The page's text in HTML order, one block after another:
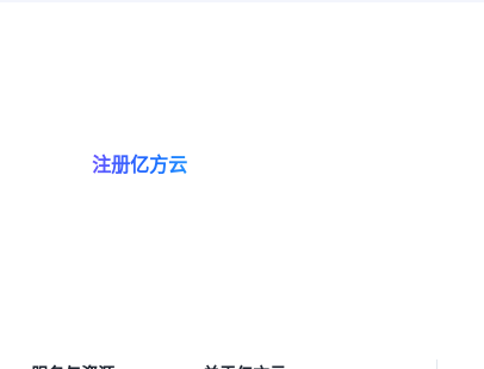
注册亿方云